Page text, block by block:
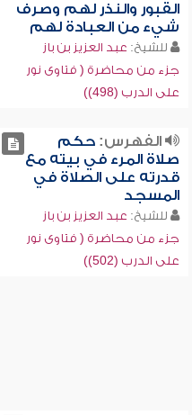
القبور والنذر لهم وصرف
شيء من العبادة لهم
للشيخ: عبد العزيز بن باز
جزء من محاضرة ( فتاوى نور
على الدرب (498))
الفهرس:حكم
صلاة المرء في بيته مع
قدرته على الصلاة في
المسجد
للشيخ: عبد العزيز بن باز
جزء من محاضرة ( فتاوى نور
على الدرب (502))